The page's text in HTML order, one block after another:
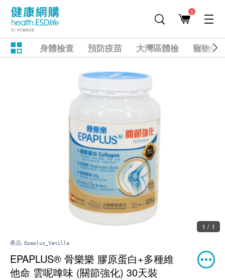
1
身體檢查 預防疫苗 大灣區體檢 寵物健
1 / 1
產品: Epaplus_Vanilla
EPAPLUS® 骨樂樂 膠原蛋白+多種維
他命 雲呢嗱味 (關節強化) 30天裝